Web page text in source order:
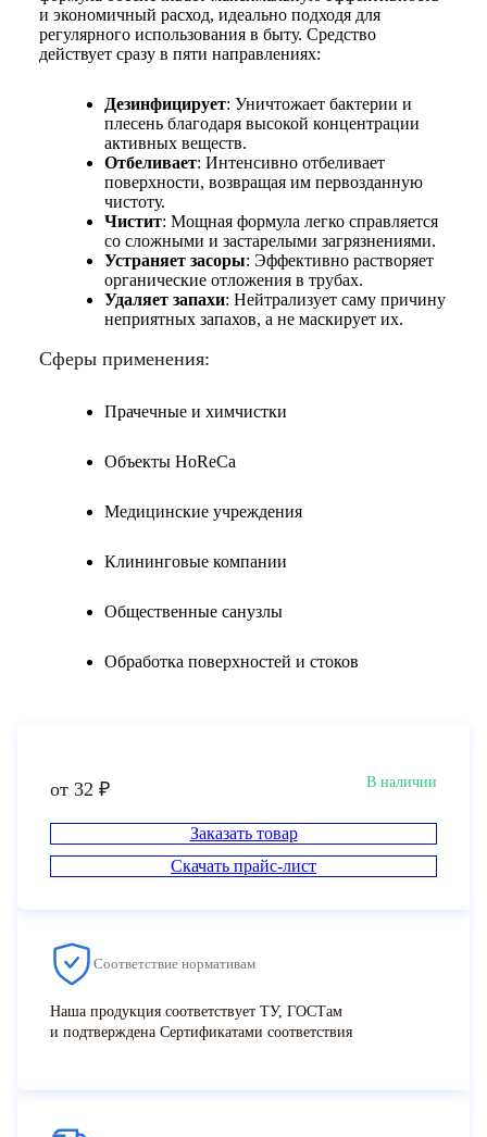
и экономичный расход, идеально подходя для
регулярного использования в быту. Средство
действует сразу в пяти направлениях:
Дезинфицирует: Уничтожает бактерии и
плесень благодаря высокой концентрации
активных веществ.
Отбеливает: Интенсивно отбеливает
поверхности, возвращая им первозданную
чистоту.
Чистит: Мощная формула легко справляется
со сложными и застарелыми загрязнениями.
Устраняет засоры: Эффективно растворяет
органические отложения в трубах.
Удаляет запахи: Нейтрализует саму причину
неприятных запахов, а не маскирует их.
Сферы применения:
Прачечные и химчистки
Объекты HoReCa
Медицинские учреждения
Клининговые компании
Общественные санузлы
Обработка поверхностей и стоков
от 32 ₽ В наличии
Заказать товар
Скачать прайс-лист
Соответствие нормативам
Наша продукция соответствует ТУ, ГОСТам
и подтверждена Сертификатами соответствия